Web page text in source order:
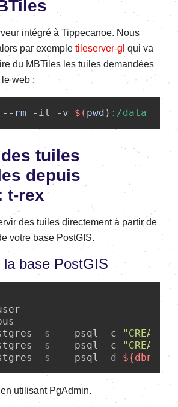
intégré à Tippecanoe. Nous
par exemple tileserver-gl qui va
du MBTiles les tuiles demandées
web :
-- rm -it -v $( pwd ) :/data -p
tuiles
depuis
t-rex
des tuiles directement à partir de
votre base PostGIS.
la base PostGIS
-s -- psql -c
"CREATE
-s -- psql -c
"CREATE
-s -- psql -d ${dbname}
utilisant PgAdmin.